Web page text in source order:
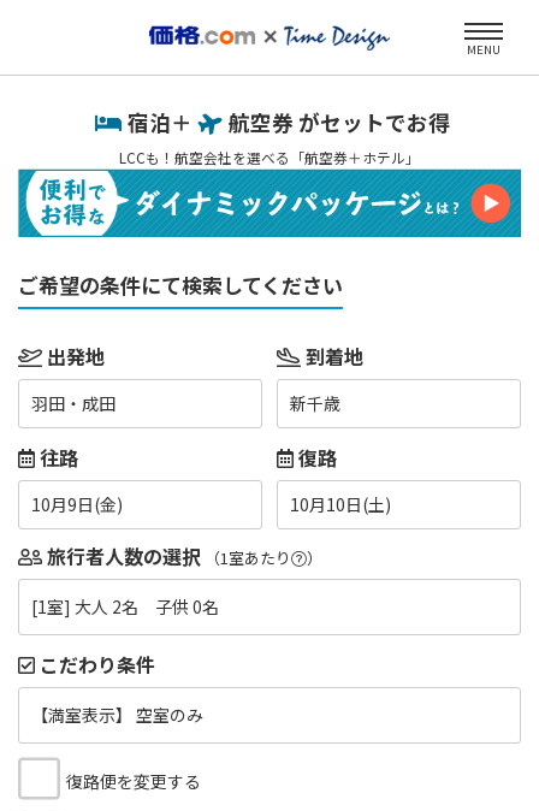
MENU
宿泊＋ 航空券 がセットでお得
LCCも！航空会社を選べる「航空券＋ホテル」
ご希望の条件にて検索してください
出発地
羽田・成田
到着地
新千歳
往路
10月9日(金)
復路
10月10日(土)
旅行者人数の選択 （1室あたり ）
[1室] 大人 2名 子供 0名
こだわり条件
【満室表示】 空室のみ
復路便を変更する